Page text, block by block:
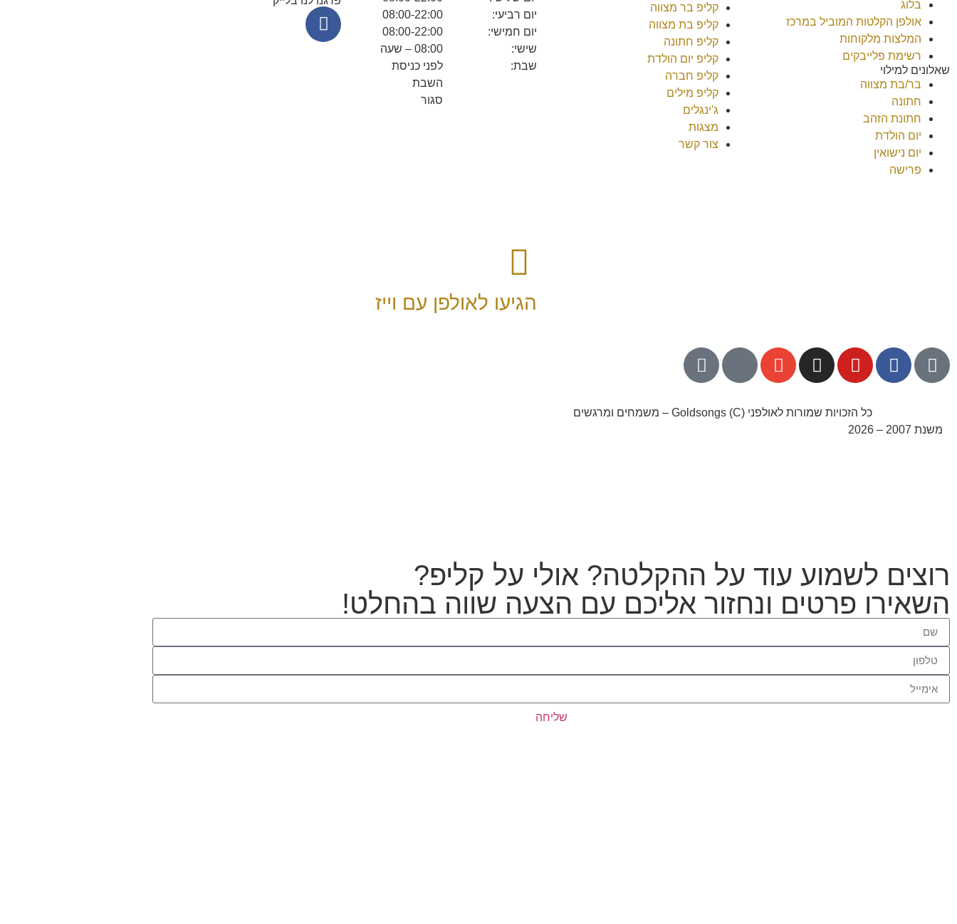
בלוג
אולפן הקלטות המוביל במרכז
המלצות מלקוחות
רשימת פלייבקים
שאלונים למילוי
בר/בת מצווה
חתונה
חתונת הזהב
יום הולדת
יום נישואין
פרישה
קליפ בר מצווה
קליפ בת מצווה
קליפ חתונה
קליפ יום הולדת
קליפ חברה
קליפ מילים
ג'ינגלים
מצגות
צור קשר
יום רביעי:
יום חמישי:
שישי:
שבת:
08:00-22:00
08:00-22:00
08:00 – שעה
לפני כניסת
השבת
סגור
הגיעו לאולפן עם וייז
כל הזכויות שמורות לאולפני Goldsongs (C) – משמחים ומרגשים
משנת 2007 – 2026
רוצים לשמוע עוד על ההקלטה? אולי על קליפ?
השאירו פרטים ונחזור אליכם עם הצעה שווה בהחלט!
שליחה